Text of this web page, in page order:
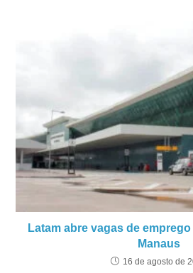
Latam abre vagas de
Manaus
16 de agosto de